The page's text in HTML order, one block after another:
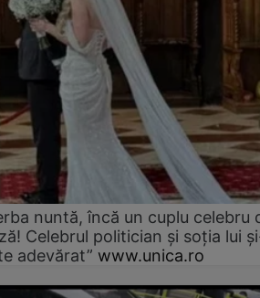
nuntă, încă un cuplu celebru
Celebrul politician și soția lui
adevărat” www.unica.ro